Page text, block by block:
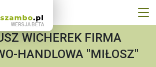
WICHEREK FIRMA
HANDLOWA "MIŁOSZ"